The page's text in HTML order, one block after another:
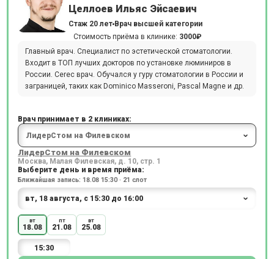
Целлоев Ильяс Эйсаевич
Стаж 20 лет Врач высшей категории
Стоимость приёма в клинике: 3000₽
Главный врач. Специалист по эстетической стоматологии.
Входит в ТОП лучших докторов по установке люминиров в
России. Cerec врач. Обучался у гуру стоматологии в России и
заграницей, таких как Dominico Masseroni, Pascal Magne и др.
Врач принимает в 2 клиниках:
ЛидерСтом на Филевском
Москва, Малая Филевская, д. 10, стр. 1
Выберите день и время приёма:
Ближайшая запись: 18.08 15:30 · 21 слот
вт
18.08
пт
21.08
вт
25.08
15:30